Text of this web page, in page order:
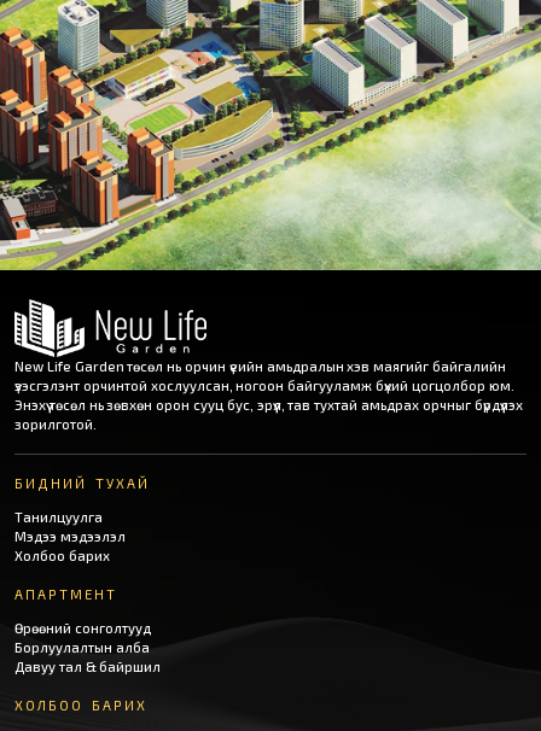
New Life Garden төсөл нь орчин үеийн амьдралын хэв маягийг байгалийн
үзэсгэлэнт орчинтой хослуулсан, ногоон байгууламж бүхий цогцолбор юм.
Энэхүү төсөл нь зөвхөн орон сууц бус, эрүүл, тав тухтай амьдрах орчныг бүрдүүлэх
зорилготой.
БИДНИЙ ТУХАЙ
Танилцуулга
Мэдээ мэдээлэл
Холбоо барих
АПАРТМЕНТ
Өрөөний сонголтууд
Борлуулалтын алба
Давуу тал & байршил
ХОЛБОО БАРИХ